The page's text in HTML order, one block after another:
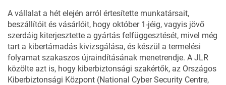
A vállalat a hét elején arról értesítette munkatársait,
beszállítóit és vásárlóit, hogy október 1-jéig, vagyis jövő
szerdáig kiterjesztette a gyártás felfüggesztését, mivel még
tart a kibertámadás kivizsgálása, és készül a termelési
folyamat szakaszos újraindításának menetrendje. A JLR
közölte azt is, hogy kiberbiztonsági szakértők, az Országos
Kiberbiztonsági Központ (National Cyber Security Centre,